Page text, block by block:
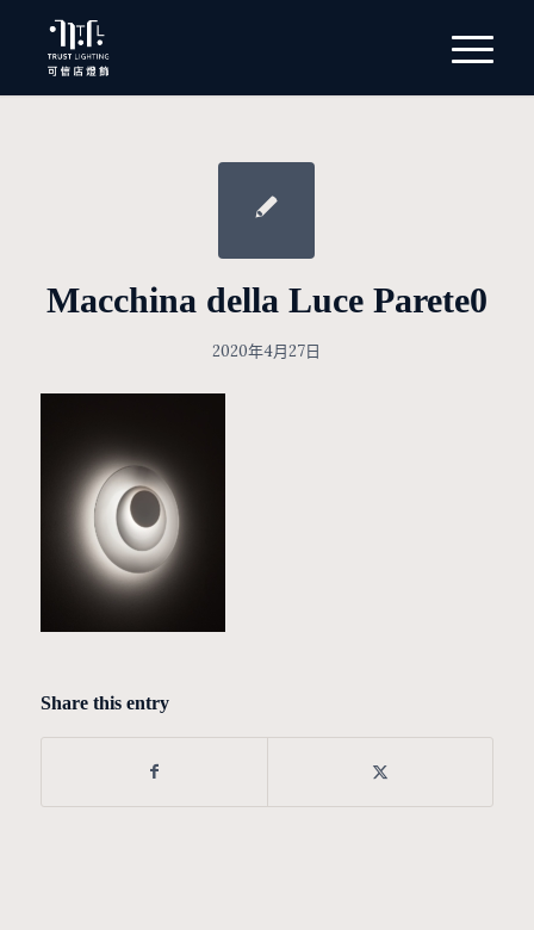
Macchina della Luce Parete0
2020年4月27日
Share this entry